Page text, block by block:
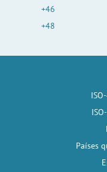
+46
+48
Países